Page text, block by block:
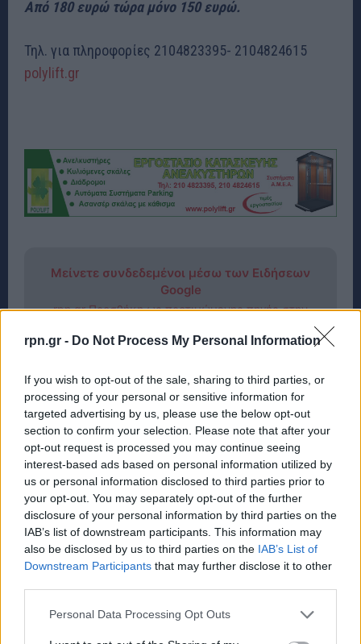
rpn.gr - Do Not Process My Personal Information
If you wish to opt-out of the sale, sharing to third parties, or
processing of your personal or sensitive information for
targeted advertising by us, please use the below opt-out
section to confirm your selection. Please note that after your
opt-out request is processed you may continue seeing
interest-based ads based on personal information utilized by
us or personal information disclosed to third parties prior to
your opt-out. You may separately opt-out of the further
disclosure of your personal information by third parties on the
IAB’s list of downstream participants. This information may
also be disclosed by us to third parties on the IAB’s List of
Downstream Participants that may further disclose it to other
Personal Data Processing Opt Outs
Από 180 ευρώ τώρα μόνο 150 ευρώ.
Τηλ. για πληροφορίες 2104823395- 2104824615
polylift.gr
Μείνετε συνδεδεμένοι μέσω των Ειδήσεων
Google
rpn.gr Προσθήκη ως προτιμώμενης πηγής στην